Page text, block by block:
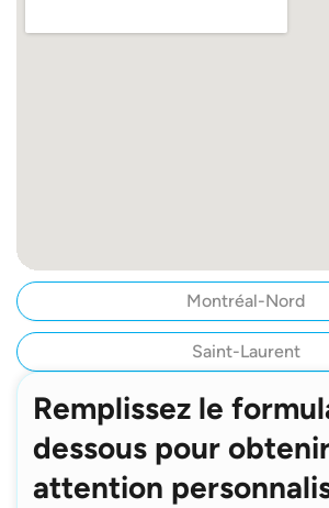
Montréal-Nord
Saint-Laurent
Remplissez le
dessous pour
attention